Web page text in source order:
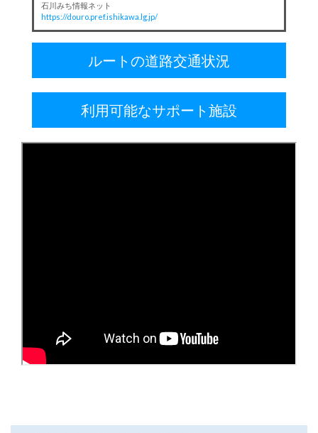
石川みち情報ネット
https://douro.pref.ishikawa.lg.jp/
ルートの道路交通状況
利用可能なサポート施設